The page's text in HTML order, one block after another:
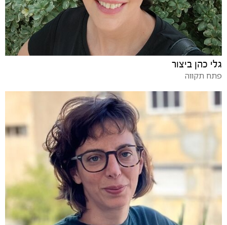
גלי כהן ביצור
פתח תקווה